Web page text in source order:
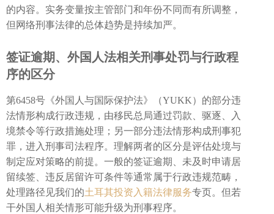
的内容。实务变量按主管部门和年份不同而有所调整，
但网络刑事法律的总体趋势是持续加严。
签证逾期、外国人法相关刑事处罚与行政程
序的区分
第6458号《外国人与国际保护法》（YUKK）的部分违
法情形构成行政违规，由移民总局通过罚款、驱逐、入
境禁令等行政措施处理；另一部分违法情形构成刑事犯
罪，进入刑事司法程序。理解两者的区分是评估处境与
制定应对策略的前提。一般的签证逾期、未及时申请居
留续签、违反居留许可条件等通常属于行政违规范畴，
处理路径见我们的土耳其投资入籍法律服务专页。但若
干外国人相关情形可能升级为刑事程序。